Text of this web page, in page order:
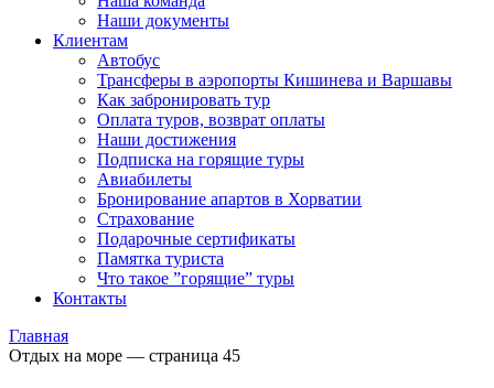
Наши документы
Клиентам
Автобус
Трансферы в аэропорты Кишинева и Варшавы
Как забронировать тур
Оплата туров, возврат оплаты
Наши достижения
Подписка на горящие туры
Авиабилеты
Бронирование апартов в Хорватии
Страхование
Подарочные сертификаты
Памятка туриста
Что такое ”горящие” туры
Контакты
Главная
Отдых на море — страница 45